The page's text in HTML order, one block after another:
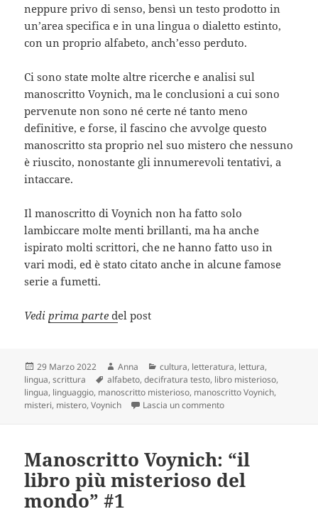
neppure privo di senso, bensì un testo prodotto in
un’area specifica e in una lingua o dialetto estinto,
con un proprio alfabeto, anch’esso perduto.
Ci sono state molte altre ricerche e analisi sul
manoscritto Voynich, ma le conclusioni a cui sono
pervenute non sono né certe né tanto meno
definitive, e forse, il fascino che avvolge questo
manoscritto sta proprio nel suo mistero che nessuno
è riuscito, nonostante gli innumerevoli tentativi, a
intaccare.
Il manoscritto di Voynich non ha fatto solo
lambiccare molte menti brillanti, ma ha anche
ispirato molti scrittori, che ne hanno fatto uso in
vari modi, ed è stato citato anche in alcune famose
serie a fumetti.
Vediprima partedel post
Scritto
il
29 Marzo 2022 Autore
Anna Categorie
cultura, letteratura, lettura,
lingua,scrittura Tag
alfabeto,decifratura testo, libro misterioso,
lingua, linguaggio, manoscritto misterioso, manoscritto Voynich,
misteri, mistero,Voynich Lascia un commentosu Manoscritto
Manoscritto Voynich: “il
libro più misterioso del
mondo” #1